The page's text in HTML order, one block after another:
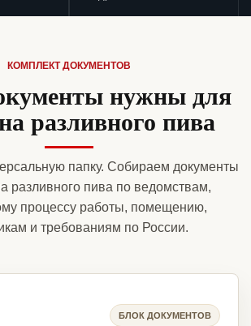
КОМПЛЕКТ ДОКУМЕНТОВ
нужны для
разливного пива
папку. Собираем документы
разливного пива по ведомствам,
процессу работы, помещению,
и требованиям по России.
БЛОК ДОКУМЕНТОВ